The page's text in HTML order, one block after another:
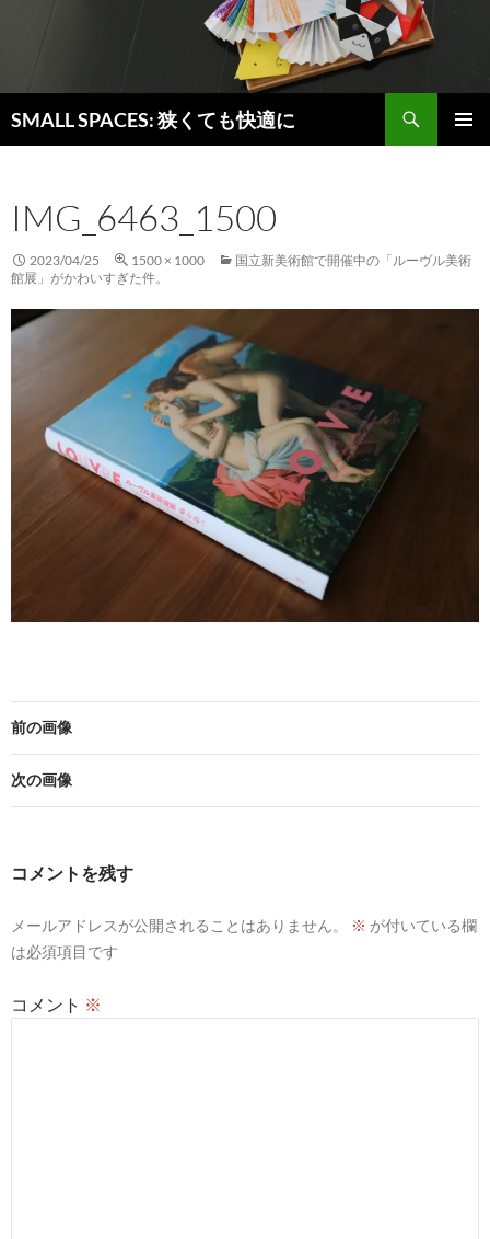
SMALL SPACES: 狭くても快適に
索
ン
ツ
へ
ス
ッ
プ
IMG_6463_1500
2023/04/25 1500 × 1000
国立新美術館で開催中の「ルーヴル美術
館展」がかわいすぎた件。
前の画像
次の画像
コメントを残す
メールアドレスが公開されることはありません。 ※ が付いている欄
は必須項目です
コメント ※